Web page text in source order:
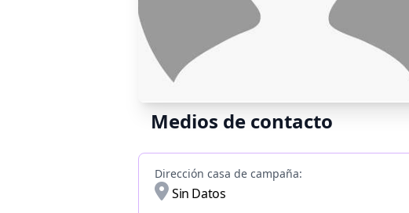
Medios de contacto
Dirección casa de campaña:
Sin Datos